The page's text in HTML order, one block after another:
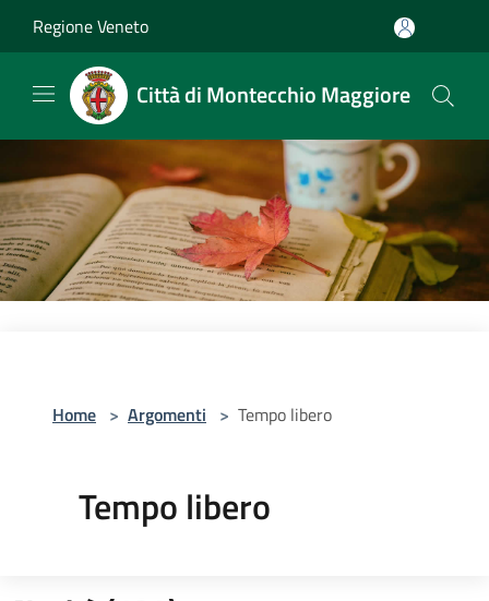
Regione Veneto
Città di Montecchio Maggiore
Home > Argomenti > Tempo libero
Tempo libero